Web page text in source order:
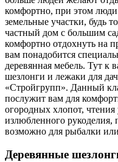
комфортно, при этом люди
земельные участки, будь
частный дом с большим
комфортно отдохнуть на
вам понадобится
деревянная мебель. Тут к
шезлонги и лежаки для
«Стройгрупп». Данный
послужит вам для
огородных хлопот, чтения
излюбленного рукоделия,
возможно для рыбалки
Деревянные